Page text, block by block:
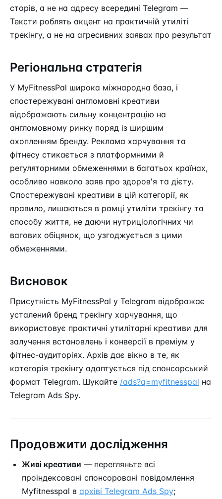
сторів, а не на адресу всередині Telegram —
Тексти роблять акцент на практичній утиліті
трекінгу, а не на агресивних заявах про результат
Регіональна стратегія
У MyFitnessPal широка міжнародна база, і
спостережувані англомовні креативи
відображають сильну концентрацію на
англомовному ринку поряд із ширшим
охопленням бренду. Реклама харчування та
фітнесу стикається з платформними й
регуляторними обмеженнями в багатьох країнах,
особливо навколо заяв про здоров'я та дієту.
Спостережувані креативи в цій категорії, як
правило, лишаються в рамці утиліти трекінгу та
способу життя, не даючи нутриціологічних чи
вагових обіцянок, що узгоджується з цими
обмеженнями.
Висновок
Присутність MyFitnessPal у Telegram відображає
усталений бренд трекінгу харчування, що
використовує практичні утилітарні креативи для
залучення встановлень і конверсії в преміум у
фітнес-аудиторіях. Архів дає вікно в те, як
категорія трекінгу адаптується під спонсорський
формат Telegram. Шукайте /ads?q=myfitnesspal на
Telegram Ads Spy.
Продовжити дослідження
Живі креативи — перегляньте всі
проіндексовані спонсоровані повідомлення
Myfitnesspal в архіві Telegram Ads Spy;